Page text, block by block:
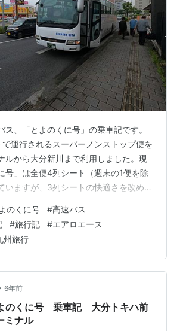
ス、「とよのくに号」の乗車記です。
運行されるスーパーノンストップ便を
ルから大分新川まで利用しました。現
号」は全便4列シート（週末の1便を除
いますが、3列シートの快適さを改めて
というダブルシートサービス（追加料
運行便で提供していますが、3列シー
やしてほしいですね。 旅の始まりは博
大分バスの「とよのくに号」の気にな
スの「とよのくに号」の気になる座席
は運行し…
のくに号 #高速バス
#旅行記 #エアロエース
州旅行
6年前
のくに号 乗車記 大分トキハ前
ミナル